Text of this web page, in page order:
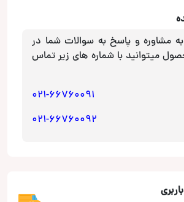
مشاوره و پاسخ به سوالات شما در
میتوانید با شماره های زیر تماس
021-66760091
021-66760092